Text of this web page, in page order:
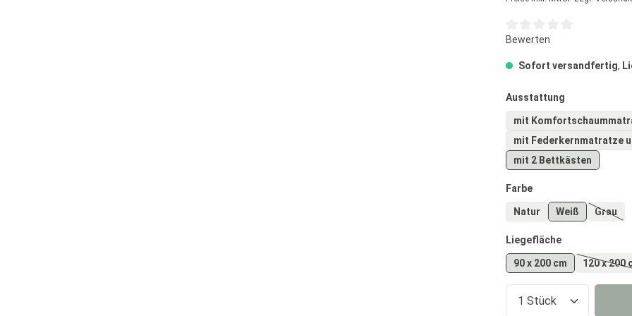
Durchschnittliche
Bewerten
Sofort versandfertig,
Ausstattung
mit
mit Federkernmatratze
mit 2 Bettkästen
Farbeauswählen
Natur Weiß Grau
Liegeflächeauswählen
90 x 200 cm 120 x 200
Produkt